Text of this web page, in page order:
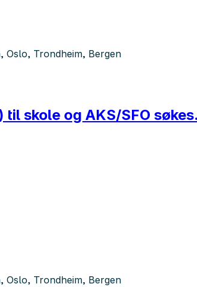
Oslo, Trondheim, Bergen
skole og AKS/SFO søkes.
Oslo, Trondheim, Bergen